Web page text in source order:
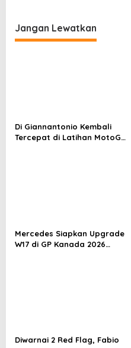
Jangan Lewatkan
Di Giannantonio Kembali
Tercepat di Latihan MotoGP
Mercedes Siapkan Upgrade
W17 di GP Kanada 2026
Diwarnai 2 Red Flag, Fabio